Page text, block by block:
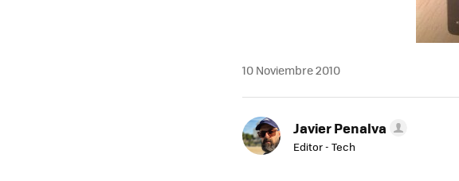
10 Noviembre 2010
Javier Penalva
Editor - Tech